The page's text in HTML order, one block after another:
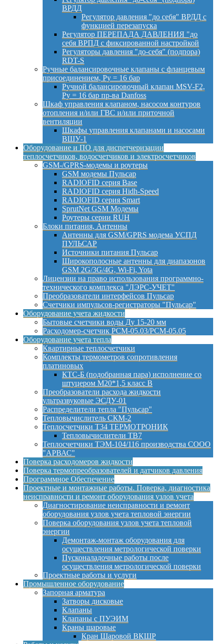
ВРДД
Регулятор давления "до себя" ВРДД с
функцией перезапуска
Регулятор ПЕРЕПАДА ДАВЛЕНИЯ "до
себя ВРПД с фиксированной настройкой
Регуляторы давления "до-себя" (подпора)
RDT-S
Ручные балансировочные клапаны с фланцевым
присоединением, Py = 16 бар
Ручной балансировочный клапан MSV-F2,
Py = 16 бар пр-ва Danfoss
Шкаф управления клапаном, насосом контуров
отопления и/или ГВС и/или приточной
вентиляции
Шкафы управления клапанами и насосами
ВШУ-1
Оборудование и ПО для диспетчеризации
теплосчетчиков, водосчетчиков и электросчетчиков
GSM-/GPRS-модемы и роутеры
GSM модемы Пульсар
RADIOFID серия Base
RADIOFID серия Hidh-Speed
RADIOFID серия Smart
SprutNet GSM Модемы
Роутеры серии RUH
Блоки питания, Антенны
Антенны для GSM/GPRS модема УСПД
ПУЛЬСАР
Источники питания Пульсар
Широкополосные антенны для диапазонов
GSM 2G/3G/4G, Wi-Fi, Yota
Лицензии на право использования программно-
технического комплекса "ЛЭРС-УЧЕТ"
Преобразователи интерфейсов Пульсар
Счетчики импульсов-регистраторы "Пульсар"
Оборудование учета жидкости
Бытовые счетчики воды Ду 15-20 мм
Расходомер-счетчик РСМ-05.03/РСМ-05.05
Оборудование учета тепла
Квартирные теплосчетчики
Комплекты термометров сопротивления
платиновых
КТС-Б (подобранная пара) исполнение со
штуцером М20*1,5 класс B
Преобразователи расхода жидкости
ультразвуковые ЭСДУ-01
Распределители тепла "Пульсар"
Тепловычислитель СКМ-2
Теплосчетчики Т34 ТЕРМОТРОНИК
Тепловычислители ТВ7
Теплосчетчики ТЭМ-104/116 производства СООО
"АРВАС"
Поверка расходомеров жидкости
Поверка термопреобразователей и датчиков давления
Программное Обеспечение
Проектные и монтажные работы. Поверка, диагностика
неисправности и ремонт оборудования узлов учета
Диагностирование неисправности и ремонт
оборудования узлов учета тепловой энергии
Поверка оборудования узлов учета тепловой
энергии
Демонтаж-монтаж оборудования для
осуществления метрологической поверки
Пусконаладочные работы после
осуществления метрологической поверки
Проектные работы и услуги
Промышленное оборудование
Запорная арматура
Затворы дисковые
Клапаны
Клапаны с ПУЭИМ
Краны шаровые
Кран Шаровой ВКШР